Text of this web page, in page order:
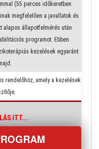
(55 perces időkeretben
megfelelően a javallatok és
alapos állapotfelmérés után
programot. Ebben
kezelések egyaránt
rendelőhöz, amely a kezelések
ITT...